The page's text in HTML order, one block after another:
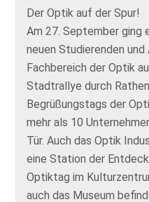
Der Optik auf der Spur!
Am 27. September ging
neuen Studierenden und
Fachbereich der Optik
Stadtrallye durch
Begrüßungstags der
mehr als 10
Tür. Auch das Optik
eine Station der
Optiktag im
auch das Museum